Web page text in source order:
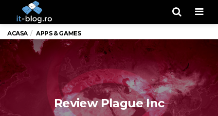
ACASA APPS & GAMES
Review Plague Inc